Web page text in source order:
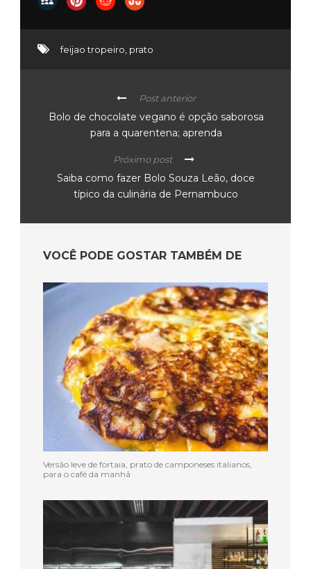
feijao tropeiro prato
Post anterior
Bolo de chocolate vegano é opção saborosa
para a quarentena; aprenda
Próximo post
Saiba como fazer Bolo Souza Leão, doce
típico da culinária de Pernambuco
VOCÊ PODE GOSTAR TAMBÉM DE
Versão leve de fortaia, prato de camponeses italianos,
para o café da manhã